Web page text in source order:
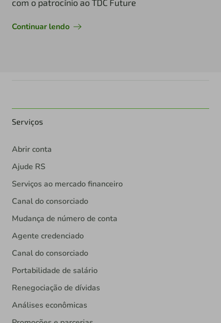
com o patrocínio ao TDC Future
Continuar lendo
Serviços
Abrir conta
Ajude RS
Serviços ao mercado financeiro
Canal do consorciado
Mudança de número de conta
Agente credenciado
Canal do consorciado
Portabilidade de salário
Renegociação de dívidas
Análises econômicas